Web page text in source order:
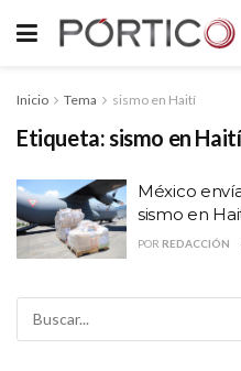
Inicio Tema sismo en Haití
Etiqueta:sismo en Haití
México
sismo en
POR REDACCIÓN